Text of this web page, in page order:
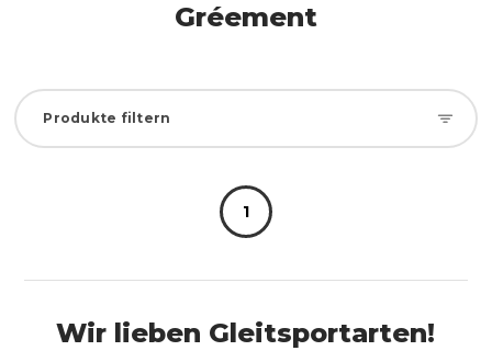
Gréement
Produkte filtern
1
Wir lieben Gleitsportarten!